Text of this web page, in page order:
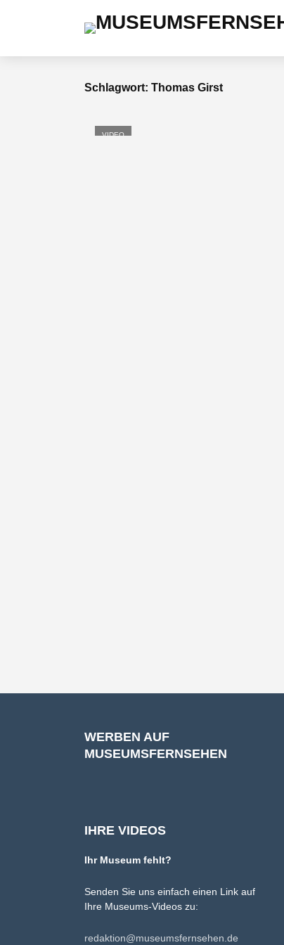
Schlagwort: Thomas Girst
VIDEO
WERBEN AUF
MUSEUMSFERNSEHEN
IHRE VIDEOS
Ihr Museum fehlt?
Senden Sie uns einfach einen Link auf
Ihre Museums-Videos zu:
redaktion@museumsfernsehen.de